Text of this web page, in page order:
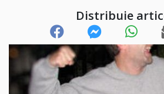
Distribuie